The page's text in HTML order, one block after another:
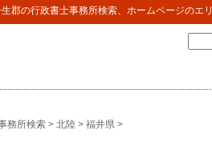
郡の行政書士事務所検索、ホームページのエ
務所検索 > 北陸 > 福井県 >